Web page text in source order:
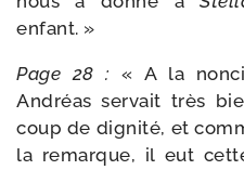
enfant. »
Page 28 : « A la
Andréas ser­vait très
coup de digni­té, et
la remarque, il eut